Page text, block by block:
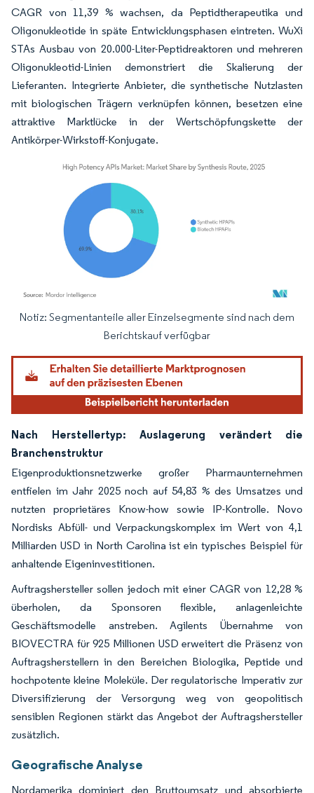
CAGR von 11,39 % wachsen, da Peptidtherapeutika und
Oligonukleotide in späte Entwicklungsphasen eintreten. WuXi
STAs Ausbau von 20.000-Liter-Peptidreaktoren und mehreren
Oligonukleotid-Linien demonstriert die Skalierung der
Lieferanten. Integrierte Anbieter, die synthetische Nutzlasten
mit biologischen Trägern verknüpfen können, besetzen eine
attraktive Marktlücke in der Wertschöpfungskette der
Antikörper-Wirkstoff-Konjugate.
Bild © Mordor Intelligence. Wiederverwendung erfordert Namensnennung
Notiz: Segmentanteile aller Einzelsegmente sind nach dem
Berichtskauf verfügbar
Nach Herstellertyp: Auslagerung verändert die
Branchenstruktur
Eigenproduktionsnetzwerke großer Pharmaunternehmen
entfielen im Jahr 2025 noch auf 54,83 % des Umsatzes und
nutzten proprietäres Know-how sowie IP-Kontrolle. Novo
Nordisks Abfüll- und Verpackungskomplex im Wert von 4,1
Milliarden USD in North Carolina ist ein typisches Beispiel für
anhaltende Eigeninvestitionen.
Auftragshersteller sollen jedoch mit einer CAGR von 12,28 %
überholen, da Sponsoren flexible, anlagenleichte
Geschäftsmodelle anstreben. Agilents Übernahme von
BIOVECTRA für 925 Millionen USD erweitert die Präsenz von
Auftragsherstellern in den Bereichen Biologika, Peptide und
hochpotente kleine Moleküle. Der regulatorische Imperativ zur
Diversifizierung der Versorgung weg von geopolitisch
sensiblen Regionen stärkt das Angebot der Auftragshersteller
zusätzlich.
Geografische Analyse
Nordamerika dominiert den Bruttoumsatz und absorbierte